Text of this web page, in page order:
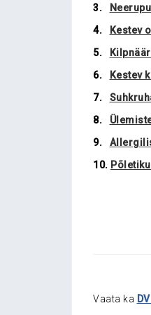
3.
4.
Kestev
5.
6.
Kestev
7.
8.
9.
10.
Vaata ka